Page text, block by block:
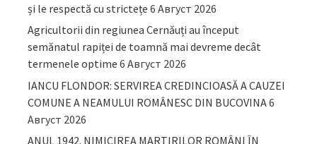
și le respectă cu strictețe 6 Август 2026
Agricultorii din regiunea Cernăuți au început
semănatul rapiței de toamnă mai devreme decât
termenele optime 6 Август 2026
IANCU FLONDOR: SERVIREA CREDINCIOASĂ A CAUZEI
COMUNE A NEAMULUI ROMÂNESC DIN BUCOVINA6
Август 2026
ANUL 1942. NIMICIREA MARTIRILOR ROMÂNI ÎN